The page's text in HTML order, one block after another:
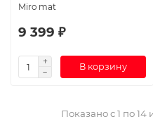
Miro mat
9 399 ₽
В корзину
Показано с 1 по 14